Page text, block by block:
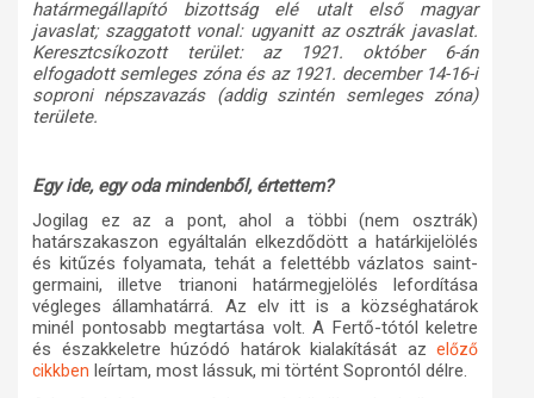
határmegállapító bizottság elé utalt első magyar
javaslat; szaggatott vonal: ugyanitt az osztrák javaslat.
Keresztcsíkozott terület: az 1921. október 6-án
elfogadott semleges zóna és az 1921. december 14-16-i
soproni népszavazás (addig szintén semleges zóna)
területe.
Egy ide, egy oda mindenből, értettem?
Jogilag ez az a pont, ahol a többi (nem osztrák)
határszakaszon egyáltalán elkezdődött a határkijelölés
és kitűzés folyamata, tehát a felettébb vázlatos saint-
germaini, illetve trianoni határmegjelölés lefordítása
végleges államhatárrá. Az elv itt is a községhatárok
minél pontosabb megtartása volt. A Fertő-tótól keletre
és északkeletre húzódó határok kialakítását az előző
cikkben leírtam, most lássuk, mi történt Soprontól délre.